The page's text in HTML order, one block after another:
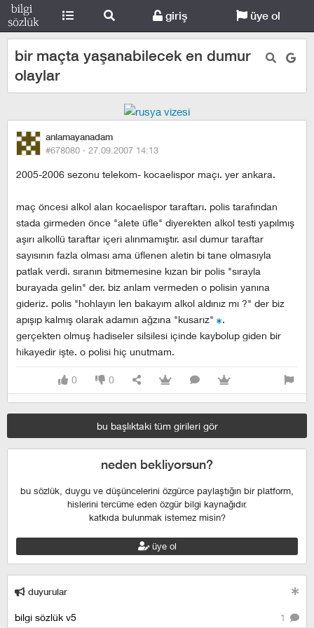
giriş üye ol
bir maçta yaşanabilecek en dumur
olaylar
anlamayanadam
#678080 · 27.09.2007 14:13
2005-2006 sezonu telekom- kocaelispor maçı. yer ankara.
maç öncesi alkol alan kocaelispor taraftarı. polis tarafından
stada girmeden önce "alete üfle" diyerekten alkol testi yapılmış
aşırı alkollü taraftar içeri alınmamıştır. asıl dumur taraftar
sayısının fazla olması ama üflenen aletin bi tane olmasıyla
patlak verdi. sıranın bitmemesine kızan bir polis "sırayla
burayada gelin" der. biz anlam vermeden o polisin yanına
gideriz. polis "hohlayın len bakayım alkol aldınız mı ?" der biz
apışıp kalmış olarak adamın ağzına "kusarız"
.
gerçekten olmuş hadiseler silsilesi içinde kaybolup giden bir
hikayedir işte. o polisi hiç unutmam.
0 0
bu başlıktaki tüm girileri gör
neden bekliyorsun?
bu sözlük, duygu ve düşüncelerini özgürce paylaştığın bir platform,
hislerini tercüme eden özgür bilgi kaynağıdır.
katkıda bulunmak istemez misin?
üye ol
duyurular
1
bilgi sözlük v5